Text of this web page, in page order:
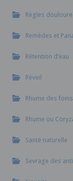
Règles
Remèdes et
Rétention d’eau
Réveil
Rhume des foins
Rhume ou
Santé naturelle
Sevrage des